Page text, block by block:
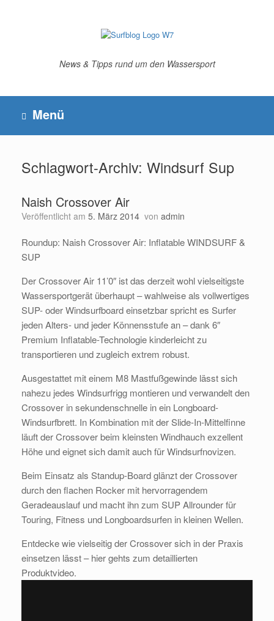
News & Tipps rund um den Wassersport
Menü
Schlagwort-Archiv: Windsurf Sup
Naish Crossover Air
Veröffentlicht am 5. März 2014 von admin
Roundup: Naish Crossover Air: Inflatable WINDSURF &
SUP
Der Crossover Air 11’0″ ist das derzeit wohl vielseitigste
Wassersportgerät überhaupt – wahlweise als vollwertiges
SUP- oder Windsurfboard einsetzbar spricht es Surfer
jeden Alters- und jeder Könnensstufe an – dank 6″
Premium Inflatable-Technologie kinderleicht zu
transportieren und zugleich extrem robust.
Ausgestattet mit einem M8 Mastfußgewinde lässt sich
nahezu jedes Windsurfrigg montieren und verwandelt den
Crossover in sekundenschnelle in ein Longboard-
Windsurfbrett. In Kombination mit der Slide-In-Mittelfinne
läuft der Crossover beim kleinsten Windhauch exzellent
Höhe und eignet sich damit auch für Windsurfnovizen.
Beim Einsatz als Standup-Board glänzt der Crossover
durch den flachen Rocker mit hervorragendem
Geradeauslauf und macht ihn zum SUP Allrounder für
Touring, Fitness und Longboardsurfen in kleinen Wellen.
Entdecke wie vielseitig der Crossover sich in der Praxis
einsetzen lässt – hier gehts zum detaillierten
Produktvideo.